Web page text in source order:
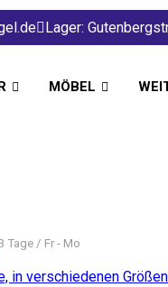
Lager:
MÖBEL
Tage / Fr - Mo
in verschiedenen Größen